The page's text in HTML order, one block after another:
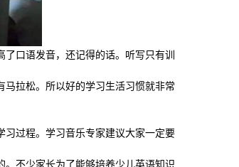
口语发音，还记得的话。听写只有训
拉松。所以好的学习生活习惯就非常
过程。学习音乐专家建议大家一定要
不少家长为了能够培养少儿英语知识